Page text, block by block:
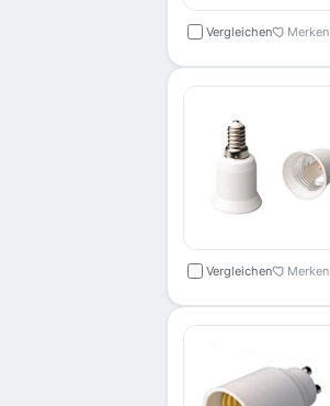
Vergleichen Merken
Vergleichen Merken